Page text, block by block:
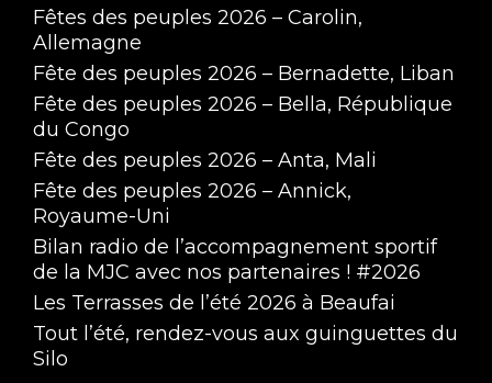
Forum des associations 2025 - Interview des
Eagles de L'Aigle (Flag)
Sep 11, 2025 • 6:01
Fêtes des peuples 2026 – Carolin,
Allemagne
Fête des peuples 2026 – Bernadette, Liban
Fête des peuples 2026 – Bella, République
du Congo
Fête des peuples 2026 – Anta, Mali
Fête des peuples 2026 – Annick,
Royaume-Uni
Bilan radio de l’accompagnement sportif
de la MJC avec nos partenaires ! #2026
Les Terrasses de l’été 2026 à Beaufai
Tout l’été, rendez-vous aux guinguettes du
Silo